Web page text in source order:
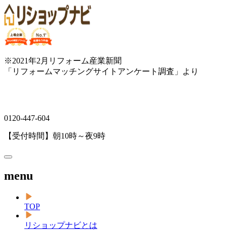
※2021年2月リフォーム産業新聞
「リフォームマッチングサイトアンケート調査」より
0120-447-604
【受付時間】朝10時～夜9時
menu
TOP
リショップナビとは